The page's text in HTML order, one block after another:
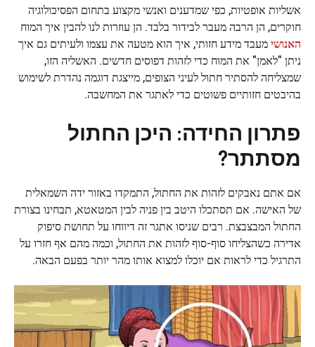
אשליות אופטיות, כפי שמדענים ואנשי מקצוע בתחום הפסיכולוגיה
חוקרים, הן הרבה מעבר לבידור בלבד. הן עוזרות לנו להבין איך המוח
האנושימעבד מידע חזותי, איך הוא מטעה את עצמו ולעיתים גם איך
ניתן "לאמן" את המוח כדי לזהות דפוסים חדשים. האשליה הזו,
שמצליחה להסתיר חתול לעיני הצופים, מייצגת דוגמה נהדרת לשימוש
בהיבטים חזותיים פשוטים כדי לאתגר את המחשבה.
פתרון החידה: היכן החתול
מסתתר?
אם אתם נאבקים לזהות את החתול, התמקדו באזור ידה השמאלית
של האישה. אם תסתכלו היטב בין פניה לבין המטאטא, תבחינו בצורת
החתול המבצבצת. רבים שניסו אתגר זה דיווחו על תחושת סיפוק
אדירה כשהצליחו סוף-סוף לזהות את החתול, וכמה מהם אף חזרו על
התרגיל כדי לראות אם יוכלו למצוא אותו מהר יותר בפעם הבאה.